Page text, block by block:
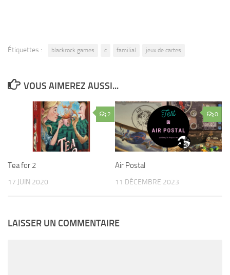
Étiquettes : blackrock games c familial jeux de cartes
VOUS AIMEREZ AUSSI...
2
Tea for 2
17 JUIN 2020
0
Air Postal
11 DÉCEMBRE 2023
LAISSER UN COMMENTAIRE